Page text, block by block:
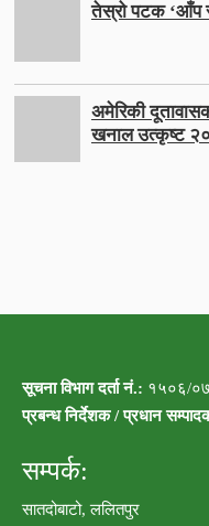
तेस्रो पटक ‘आँप
अमेरिकी
खनाल उत्कृष्ट २०
सूचना विभाग दर्ता नं.: १५०६/
प्रबन्ध निर्देशक / प्रधान
सम्पर्क:
सातदोबाटो, ललितपुर